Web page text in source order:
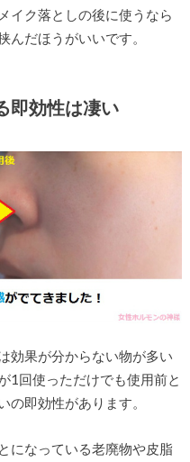
イク落としの後に使うなら
んだほうがいいです。
即効性は凄い
効果が分からない物が多い
1回使っただけでも使用前と
の即効性があります。
になっている老廃物や皮脂